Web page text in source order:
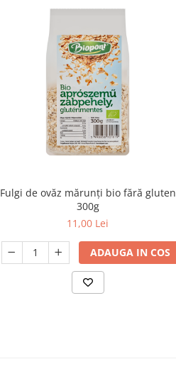
Fulgi de ovăz mărunți bio fără gluten
300g
11,00 Lei
ADAUGA IN COS